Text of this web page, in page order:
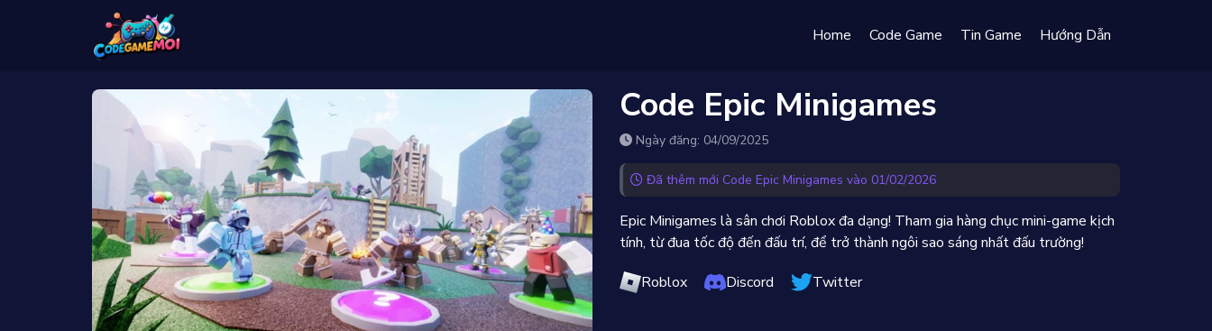
Home Code Game Tin Game Hướng Dẫn
Code Epic Minigames
Ngày đăng: 04/09/2025
Đã thêm mới Code Epic Minigames vào 01/02/2026
Epic Minigames là sân chơi Roblox đa dạng! Tham gia hàng chục mini-game kịch
tính, từ đua tốc độ đến đấu trí, để trở thành ngôi sao sáng nhất đấu trường!
Roblox
Discord Twitter